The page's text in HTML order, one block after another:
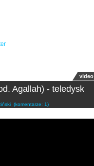
video
Agallah) - teledysk
(komentarze: 1)